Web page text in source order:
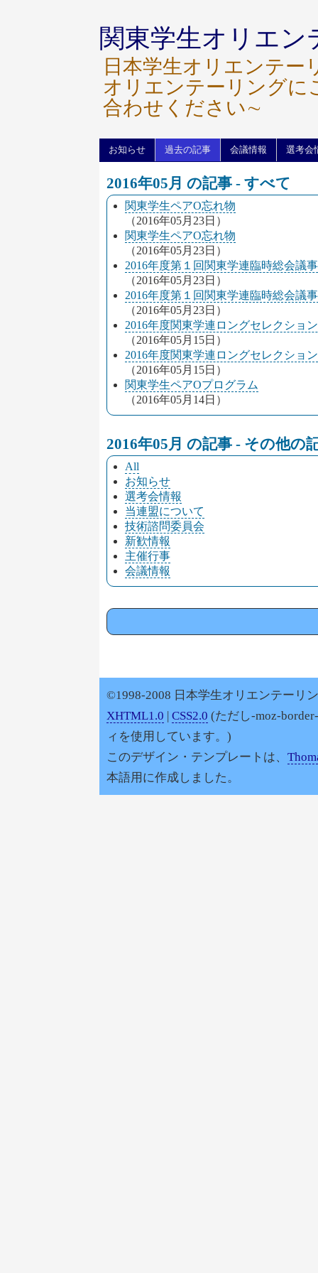
関東学生オリエン
日本学生オリエンテ
オリエンテーリングに
合わせください∼
お知らせ 過去の記事 会議情報 選考会
2016年05月 の記事 - すべて
関東学生ペアO忘れ物
（2016年05月23日）
関東学生ペアO忘れ物
（2016年05月23日）
2016年度第１回関東学連臨時総会議
（2016年05月23日）
2016年度第１回関東学連臨時総会議
（2016年05月23日）
2016年度関東学連ロングセレクショ
（2016年05月15日）
2016年度関東学連ロングセレクション
（2016年05月15日）
関東学生ペアOプログラム
（2016年05月14日）
2016年05月 の記事 - その他の
All
お知らせ
選考会情報
当連盟について
技術諮問委員会
新歓情報
主催行事
会議情報
©1998-2008 日本学生オリエンテーリ
XHTML1.0 | CSS2.0 (ただし-moz-
ィを使用しています。)
このデザイン・テンプレートは、
本語用に作成しました。